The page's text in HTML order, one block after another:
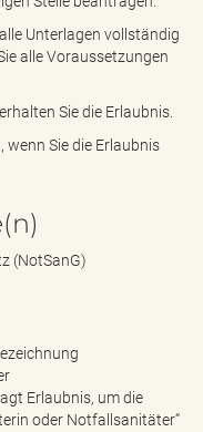
Unterlagen vollständig
alle Voraussetzungen
Sie die Erlaubnis.
wenn Sie die Erlaubnis
(NotSanG)
Erlaubnis, um die
oder Notfallsanitäter“